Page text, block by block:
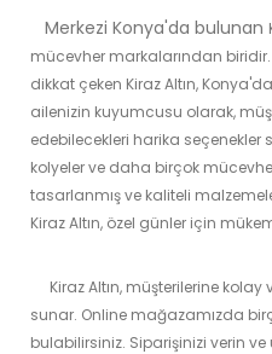
Merkezi Konya'da bulunan
mücevher markalarından biridir.
dikkat çeken Kiraz Altın,
ailenizin kuyumcusu olarak,
edebilecekleri harika seçenekler
kolyeler ve daha birçok
tasarlanmış ve kaliteli
Kiraz Altın, özel günler için
Kiraz Altın, müşterilerine kolay
sunar. Online mağazamızda
bulabilirsiniz. Siparişinizi verin ve